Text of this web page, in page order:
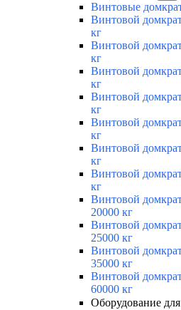
Винтовые
Винтовой
кг
Винтовой
кг
Винтовой
кг
Винтовой
кг
Винтовой
кг
Винтовой
кг
Винтовой
кг
Винтовой
20000 кг
Винтовой
25000 кг
Винтовой
35000 кг
Винтовой
60000 кг
Оборудование